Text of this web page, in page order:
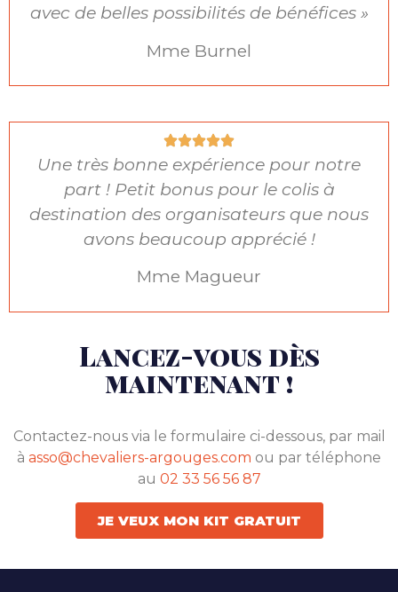
avec de belles possibilités de bénéfices »
Mme Burnel
Une très bonne expérience pour notre
part ! Petit bonus pour le colis à
destination des organisateurs que nous
avons beaucoup apprécié !
Mme Magueur
Lancez-vous dès
maintenant !
Contactez-nous via le formulaire ci-dessous, par mail
à asso@chevaliers-argouges.com ou par téléphone
au 02 33 56 56 87
JE VEUX MON KIT GRATUIT